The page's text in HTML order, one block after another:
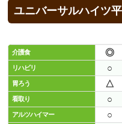
ユニバーサルハイツ
介護食 ◎
リハビリ ○
胃ろう △
看取り ○
アルツハイマー ○